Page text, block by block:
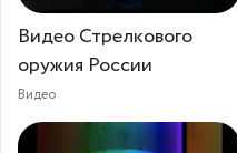
Видео Стрелкового
оружия России
Видео